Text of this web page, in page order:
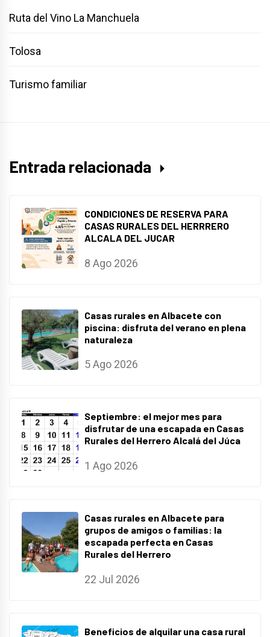
Ruta del Vino La Manchuela
Tolosa
Turismo familiar
Entrada relacionada
CONDICIONES DE RESERVA PARA
CASAS RURALES DEL HERRRERO
ALCALA DEL JUCAR
8 Ago 2026
Casas rurales en Albacete con
piscina: disfruta del verano en plena
naturaleza
5 Ago 2026
Septiembre: el mejor mes para
disfrutar de una escapada en Casas
Rurales del Herrero Alcalá del Júca
1 Ago 2026
Casas rurales en Albacete para
grupos de amigos o familias: la
escapada perfecta en Casas
Rurales del Herrero
22 Jul 2026
Beneficios de alquilar una casa rural